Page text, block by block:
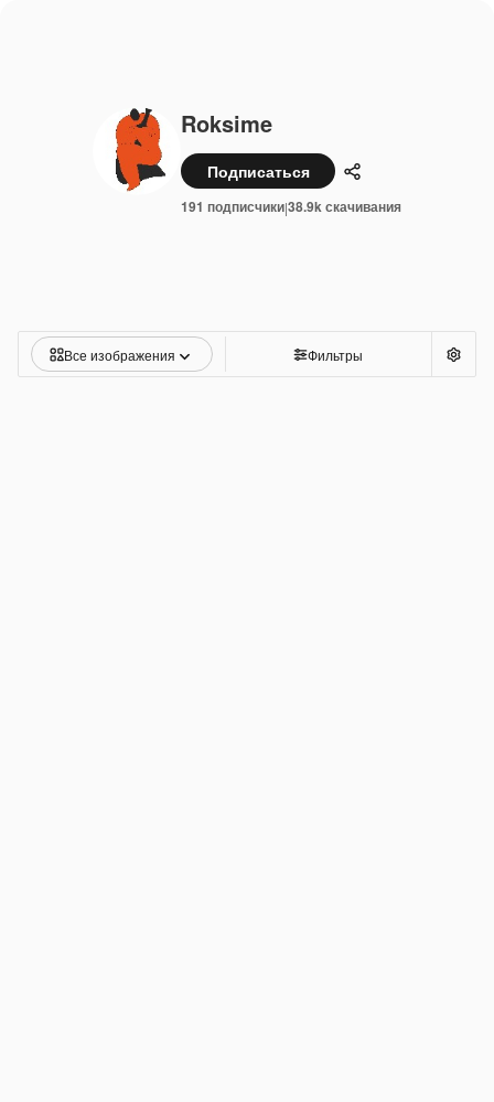
Roksime
Подписаться Поделиться
191 подписчики|38.9k скачивания
Все изображения Фильтры